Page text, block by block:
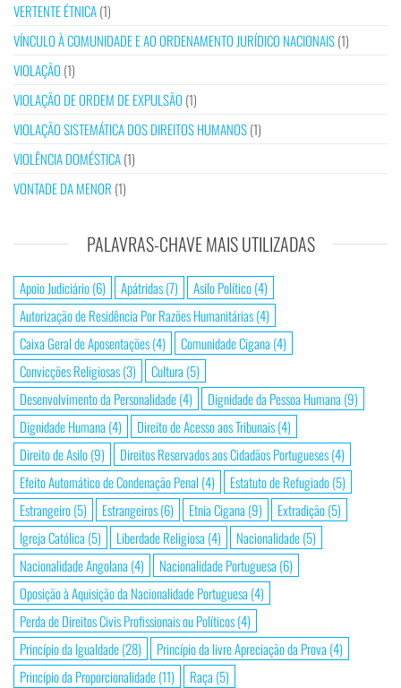
VERTENTE ÉTNICA(1)
VÍNCULO À COMUNIDADE E AO ORDENAMENTO JURÍDICO NACIONAIS(1)
VIOLAÇÃO (1)
VIOLAÇÃO DE ORDEM DE EXPULSÃO (1)
VIOLAÇÃO SISTEMÁTICA DOS DIREITOS HUMANOS(1)
VIOLÊNCIA DOMÉSTICA(1)
VONTADE DA MENOR (1)
PALAVRAS-CHAVE MAIS UTILIZADAS
Apoio Judiciário(6) Apátridas(7) Asilo Político(4)
Autorização de Residência Por Razões Humanitárias(4)
Caixa Geral de Aposentações(4) Comunidade Cigana (4)
Convicções Religiosas(3) Cultura (5)
Desenvolvimento da Personalidade(4) Dignidade da Pessoa Humana (9)
Dignidade Humana (4) Direito de Acesso aos Tribunais(4)
Direito de Asilo(9) Direitos Reservados aos Cidadãos Portugueses(4)
Efeito Automático de Condenação Penal (4) Estatuto de Refugiado(5)
Estrangeiro(5) Estrangeiros(6) Etnia Cigana (9) Extradição(5)
Igreja Católica (5) Liberdade Religiosa (4) Nacionalidade(5)
Nacionalidade Angolana (4) Nacionalidade Portuguesa (6)
Oposição à Aquisição da Nacionalidade Portuguesa (4)
Perda de Direitos Civis Profissionais ou Políticos(4)
Princípio da Igualdade(28) Princípio da livre Apreciação da Prova (4)
Princípio da Proporcionalidade(11) Raça (5)